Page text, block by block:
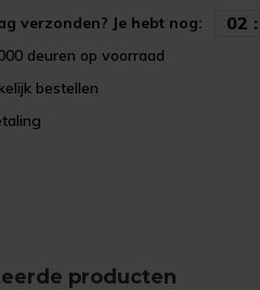
verzonden? Je hebt nog: 02 :
deuren op voorraad
bestellen
producten